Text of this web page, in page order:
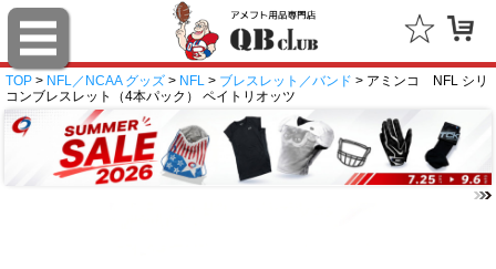
TOP > NFL／NCAA グッズ > NFL > ブレスレット／バンド > アミンコ NFL シリ
コンブレスレット（4本パック） ペイトリオッツ